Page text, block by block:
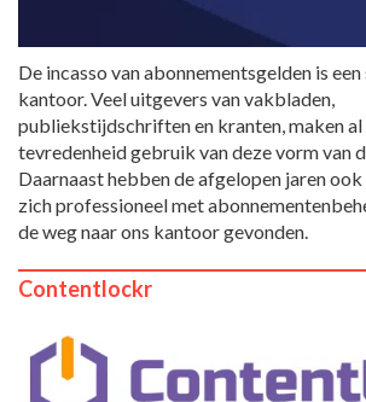
De incasso van abonnementsgelden is
kantoor. Veel uitgevers van vakbladen,
publiekstijdschriften en kranten, maken al
tevredenheid gebruik van deze vorm van
Daarnaast hebben de afgelopen jaren
zich professioneel met
de weg naar ons kantoor gevonden.
Contentlockr